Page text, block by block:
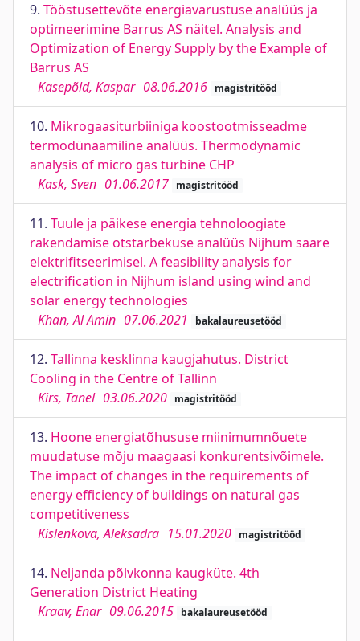
9. Tööstusettevõte energiavarustuse analüüs ja
optimeerimine Barrus AS näitel. Analysis and
Optimization of Energy Supply by the Example of
Barrus AS
Kasepõld, Kaspar 08.06.2016 magistritööd
10. Mikrogaasiturbiiniga koostootmisseadme
termodünaamiline analüüs. Thermodynamic
analysis of micro gas turbine CHP
Kask, Sven 01.06.2017 magistritööd
11. Tuule ja päikese energia tehnoloogiate
rakendamise otstarbekuse analüüs Nijhum saare
elektrifitseerimisel. A feasibility analysis for
electrification in Nijhum island using wind and
solar energy technologies
Khan, Al Amin 07.06.2021 bakalaureusetööd
12. Tallinna kesklinna kaugjahutus. District
Cooling in the Centre of Tallinn
Kirs, Tanel 03.06.2020 magistritööd
13. Hoone energiatõhususe miinimumnõuete
muudatuse mõju maagaasi konkurentsivõimele.
The impact of changes in the requirements of
energy efficiency of buildings on natural gas
competitiveness
Kislenkova, Aleksadra 15.01.2020 magistritööd
14. Neljanda põlvkonna kaugküte. 4th
Generation District Heating
Kraav, Enar 09.06.2015 bakalaureusetööd